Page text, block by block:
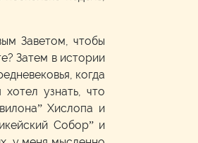
Заветом, чтобы
Затем в истории
когда
узнать, что
Хислопа и
Собор” и